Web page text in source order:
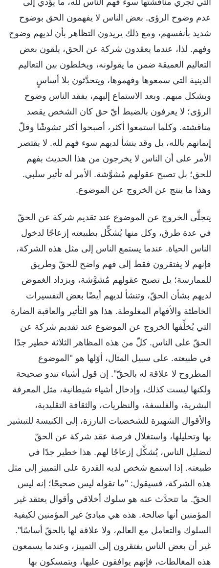
عدم وضوح الرؤى. بعض الناس لا يفهمون الحق بوضوح
شديد بأنفسهم، ومع ذلك يريدون التظاهر بأن لديهم وضوح
وفهم. لذا، عندما يعقدون شركة عن الحق، يلقون بعض
التعاليم العميقة ضمن ما يقولونه، ويخلطون بين التعاليم
الدينية التي سمعوها وفهموها، ويتحدَّثون بلا أساسٍ
وبشكل مبهم. وبعد الاستماع إليهم، يفقد الناس وضوح
الرؤى؛ لا يعرفون بالضبط أيّ حق كان الشخص يقصد
مناقشته. وكلما استمعوا أكثر، أصبحوا أكثر تشوشًا وقلّ
إيمانهم بالله، بل وقد ينشأ لديهم سوء فهم لله. لا يقتصر
الأمر على أن الناس لا يخرجون من هذا الحديث بفهم
للحق؛ بل تصبح عقولهم مُشوَّشة. الأمر له تأثير سلبي.
وهذا ما ينتج عن الخروج عن الموضوع.
يتجلَّى الخروج عن الموضوع عند تقديم شركة عن الحقّ
في عدة طرق، وكل منها يُشكِّل بطبيعته إزعاجًا لدخول
الناس الحياة. عندما يستمع الناس إلى مثل هذه الشركة،
فإنهم لا يفتقرون فقط إلى فهم واضح للحقّ وطريق
للممارسة؛ بل تصبح عقولهم مُشوَّشة، ويزداد الغموض
لديهم بشأن الحقّ، وتنشأ لديهم أيضًا بعض التفسيرات
الخاطئة والأفهام المغلوطة. هذا هو التأثير والعاقبة الضارة
التي يُخلِّفها الخروج عن الموضوع عند تقديم شركة عن
الحقّ على الناس. كلّ من هذه المظاهر الثلاثة خطير جدًا
في طبيعته. على سبيل المثال، أوّلها هو "الموضوع
المطروح لا علاقة له بالحقّ". إن قول أشياء تبدو صحيحة
ولكنها ليست كذلك، وإدخال أشياء شيطانية، مثل المعرفة
البشرية، والفلسفة، والنظريات، والثقافة التقليدية،
والأقوال الشهيرة للشخصيات البارزة، إلى الكنيسة للتبشير
بها وتحليلها، واستغلال فرصة عقد شركة عن الحقّ
لتضليل الناس، يُشكِّل إزعاجًا لهم. هذا خطير جدًا في
طبيعته. إذا استمع شخص لديه القدرة على التمييز إلى مثل
هذه الشركة، فسيقول: "ما تقوله ليس صحيحًا؛ إنه ليس
الحقّ. ما تتحدَّث عنه هو سلوك أخلاقي وأقوال يعتقد غير
المؤمنين أنها صالحة. هذه هي مبادئ غير المؤمنين لكيفية
السلوك والتعامل مع العالم، ولا علاقة لها بالحقّ أساسًا".
غير أن بعض الناس يفتقرون إلى التمييز، وعندما يسمعون
هذه المغالطات، فإنهم يوافقون عليها، ويتمسكون بها